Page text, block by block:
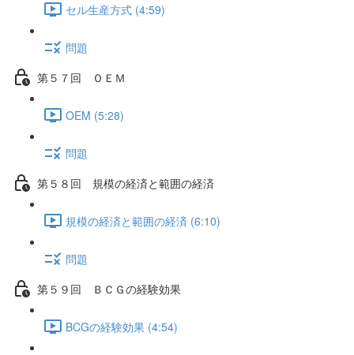
セル生産方式 (4:59)
問題
第５７回 ＯＥＭ
OEM (5:28)
問題
第５８回 規模の経済と範囲の経済
規模の経済と範囲の経済 (6:10)
問題
第５９回 ＢＣＧの経験効果
BCGの経験効果 (4:54)